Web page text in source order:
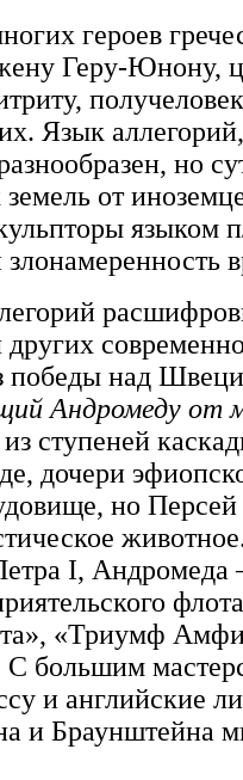
героев
Геру-Юнону,
Язык
но
от
языком
над
Андромеду от
ступеней
дочери
но Персей
I,
«Триумф
большим
и английские
и Браунштейна